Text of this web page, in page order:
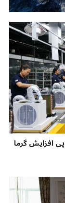
افزایش گرما